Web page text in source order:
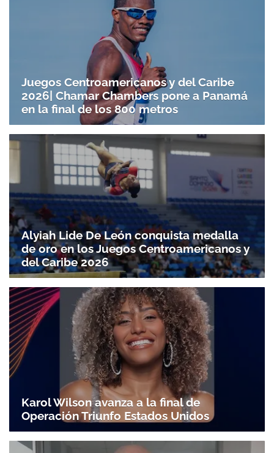
Juegos Centroamericanos y del Caribe
2026| Chamar Chambers pone a Panamá
en la final de los 800 metros
Alyiah Lide De León conquista medalla
de oro en los Juegos Centroamericanos y
del Caribe 2026
Karol Wilson avanza a la final de
Operación Triunfo Estados Unidos